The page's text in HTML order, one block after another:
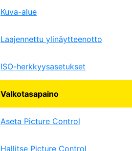
Kuva-alue
Laajennettu ylinäytteenotto
ISO-herkkyysasetukset
Valkotasapaino
Aseta Picture Control
Hallitse Picture Control